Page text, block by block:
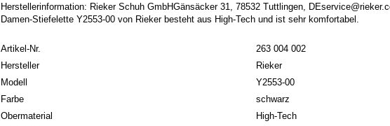
Herstellerinformation: Rieker Schuh GmbHGänsäcker 31, 78532 Tuttlingen,
Damen-Stiefelette Y2553-00 von Rieker besteht aus High-Tech und ist sehr komfortabel.
Artikel-Nr.
263 004 002
Hersteller
Rieker
Modell
Y2553-00
Farbe
schwarz
Obermaterial
High-Tech